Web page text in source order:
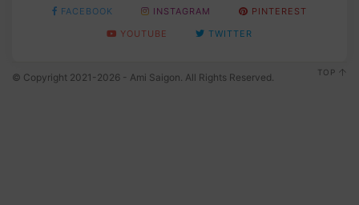
FACEBOOK INSTAGRAM
PINTEREST
YOUTUBE
TWITTER
© Copyright 2021-2026 - Ami Saigon. All Rights Reserved. TOP